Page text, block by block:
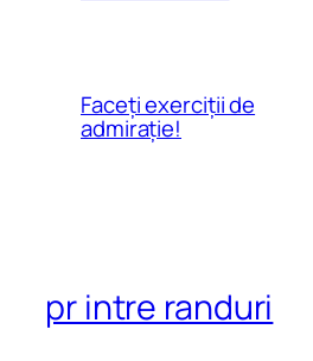
Faceți exerciții de
admirație!
pr intre randuri